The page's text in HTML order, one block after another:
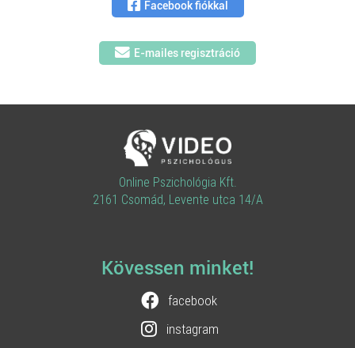
Facebook fiókkal
E-mailes regisztráció
Online Pszichológia Kft.
2161 Csomád, Levente utca 14/A
Kövessen minket!
facebook
instagram